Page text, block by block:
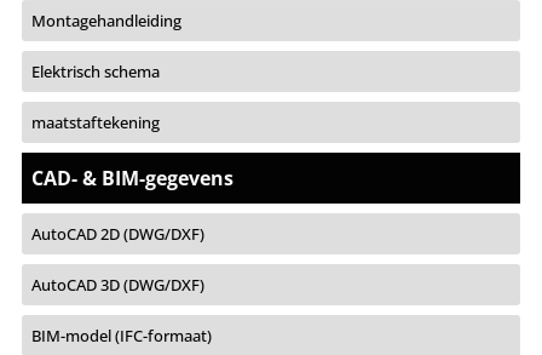
Montagehandleiding
Elektrisch schema
maatstaftekening
CAD- & BIM-gegevens
AutoCAD 2D (DWG/DXF)
AutoCAD 3D (DWG/DXF)
BIM-model (IFC-formaat)